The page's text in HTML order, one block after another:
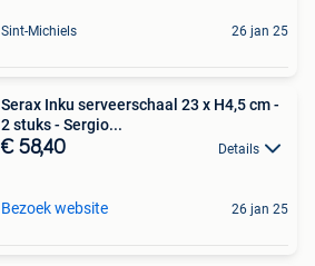
Sint-Michiels 26 jan 25
Serax Inku serveerschaal 23 x H4,5 cm -
2 stuks - Sergio...
€ 58,40 Details
Bezoek website 26 jan 25